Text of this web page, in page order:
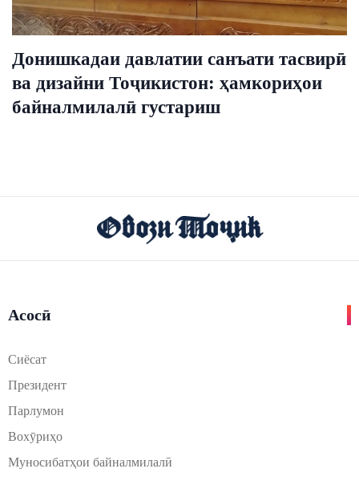
Донишкадаи давлатии санъати тасвирӣ
ва дизайни Тоҷикистон: ҳамкориҳои
байналмилалӣ густариш
Асосӣ
Сиёсат
Президент
Парлумон
Вохӯриҳо
Муносибатҳои байналмилалӣ